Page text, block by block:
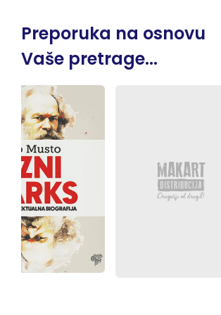
Preporuka na osnovu
Vaše pretrage...